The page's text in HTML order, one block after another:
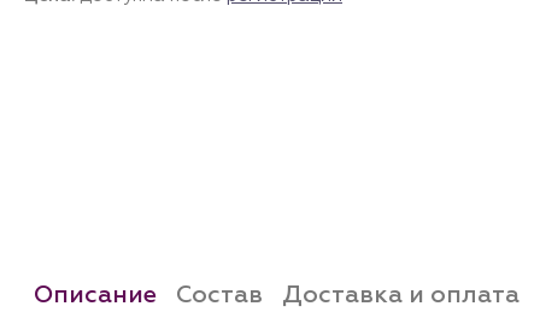
Описание Состав Доставка и оплата